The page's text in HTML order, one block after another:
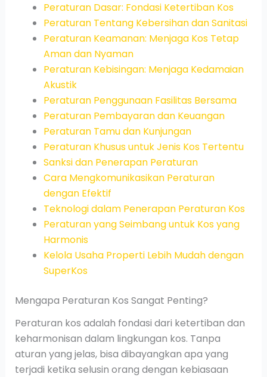
Peraturan Dasar: Fondasi Ketertiban Kos
Peraturan Tentang Kebersihan dan Sanitasi
Peraturan Keamanan: Menjaga Kos Tetap
Aman dan Nyaman
Peraturan Kebisingan: Menjaga Kedamaian
Akustik
Peraturan Penggunaan Fasilitas Bersama
Peraturan Pembayaran dan Keuangan
Peraturan Tamu dan Kunjungan
Peraturan Khusus untuk Jenis Kos Tertentu
Sanksi dan Penerapan Peraturan
Cara Mengkomunikasikan Peraturan
dengan Efektif
Teknologi dalam Penerapan Peraturan Kos
Peraturan yang Seimbang untuk Kos yang
Harmonis
Kelola Usaha Properti Lebih Mudah dengan
SuperKos
Mengapa Peraturan Kos Sangat Penting?
Peraturan kos adalah fondasi dari ketertiban dan
keharmonisan dalam lingkungan kos. Tanpa
aturan yang jelas, bisa dibayangkan apa yang
terjadi ketika selusin orang dengan kebiasaan